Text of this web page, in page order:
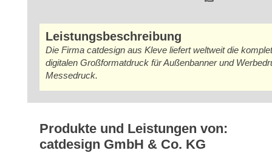
Leistungsbeschreibung
Die Firma catdesign aus Kleve liefert weltweit die
digitalen Großformatdruck für Außenbanner und
Messedruck.
Produkte und Leistungen von:
catdesign GmbH & Co. KG